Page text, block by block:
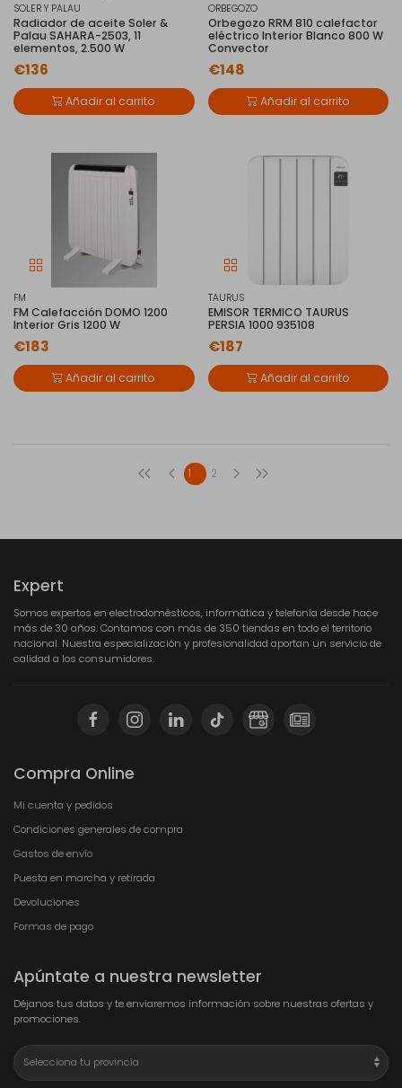
SOLER Y PALAU
Radiador de aceite Soler &
Palau SAHARA-2503, 11
elementos, 2.500 W
€136
Añadir al carrito
ORBEGOZO
Orbegozo RRM 810 calefactor
eléctrico Interior Blanco 800 W
Convector
€148
Añadir al carrito
FM
FM Calefacción DOMO 1200
Interior Gris 1200 W
€183
Añadir al carrito
TAURUS
EMISOR TERMICO TAURUS
PERSIA 1000 935108
€187
Añadir al carrito
1 2
Expert
Somos expertos en electrodomésticos, informática y telefonía desde hace
más de 30 años. Contamos con más de 350 tiendas en todo el territorio
nacional. Nuestra especialización y profesionalidad aportan un servicio de
calidad a los consumidores.
Compra Online
Mi cuenta y pedidos
Condiciones generales de compra
Gastos de envío
Puesta en marcha y retirada
Devoluciones
Formas de pago
Apúntate a nuestra newsletter
Déjanos tus datos y te enviaremos información sobre nuestras ofertas y
promociones.